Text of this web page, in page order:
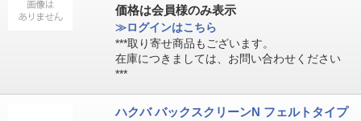
価格は会員様のみ表示
≫ログインはこちら
***取り寄せ商品もございます。
在庫につきましては、お問い合わせください
***
ハクバ バックスクリーンN フェルトタイプ